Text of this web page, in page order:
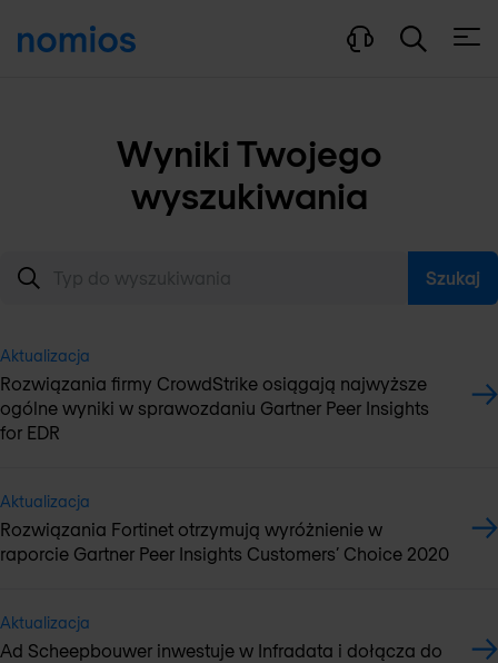
Wyniki Twojego
wyszukiwania
Szukaj
Aktualizacja
Rozwiązania firmy CrowdStrike osiągają najwyższe
ogólne wyniki w sprawozdaniu Gartner Peer Insights
for EDR
Aktualizacja
Rozwiązania Fortinet otrzymują wyróżnienie w
raporcie Gartner Peer Insights Customers’ Choice 2020
Aktualizacja
Ad Scheepbouwer inwestuje w Infradata i dołącza do